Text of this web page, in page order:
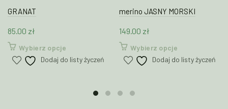
GRANAT
85.00 zł
Wybierz opcjeTen
produkt
wariantów.
Dodaj do listy życzeń
merino JASNY MORSKI
149.00 zł
Wybierz opcjeTen
produkt
Dodaj do listy życzeń